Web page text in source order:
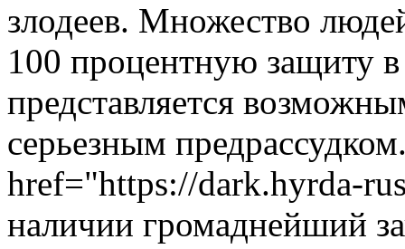
злодеев. Множество
100 процентную защиту в
представляется
серьезным
href="https://dark.hyrda-
наличии громаднейший